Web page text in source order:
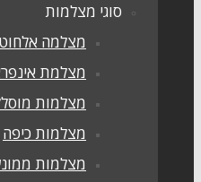
סוגי מצלמות
מצלמה
מצלמת
מצלמות
מצלמות כיפה
מצלמות